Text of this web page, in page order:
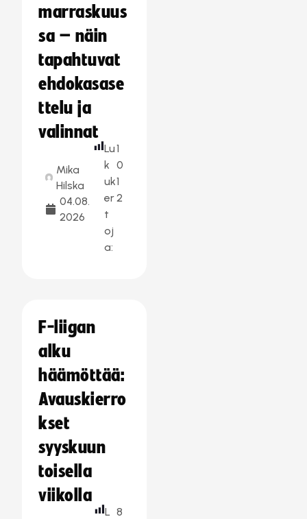
marraskuus
sa – näin
tapahtuvat
ehdokasase
ttelu ja
valinnat
Mika
Hilska
04.08.
2026
Lu
k
uk
er
t
oj
a:
1
0
1
2
F-liigan
alku
häämöttää:
Avauskierro
kset
syyskuun
toisella
viikolla
L 8